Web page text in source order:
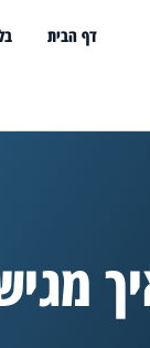
דף הבית